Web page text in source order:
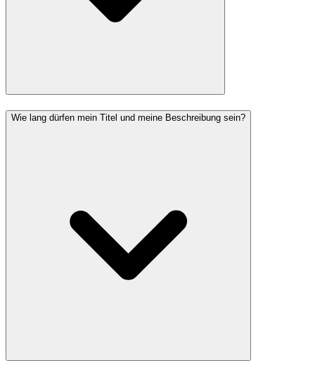
Wie lang dürfen mein Titel und meine Beschreibung sein?